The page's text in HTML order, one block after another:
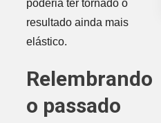
poderia ter tornado o
resultado ainda mais
elástico.
Relembrando
o passado